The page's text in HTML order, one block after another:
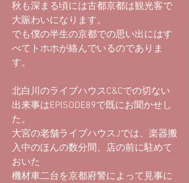
秋も深まる頃には古都京都は観光客で
大賑わいになります。
でも僕の半生の京都での思い出にはす
べてトホホが絡んでいるのでありま
す。
北白川のライブハウスC&Cでの切ない
出来事はEPISODE89で既にお聞かせし
た。
大宮の老舗ライブハウスJでは、楽器搬
入中のほんの数分間、店の前に駐めて
おいた
機材車二台を京都府警によって見事に